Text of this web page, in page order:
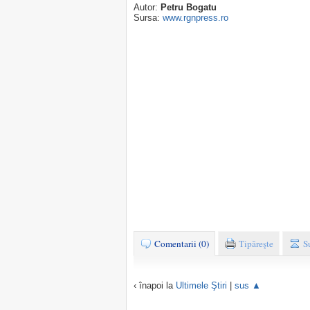
Autor: Petru Bogatu
Sursa: www.rgnpress.ro
Comentarii (0) Tipăreşte
‹ înapoi la Ultimele Ştiri sus ▲